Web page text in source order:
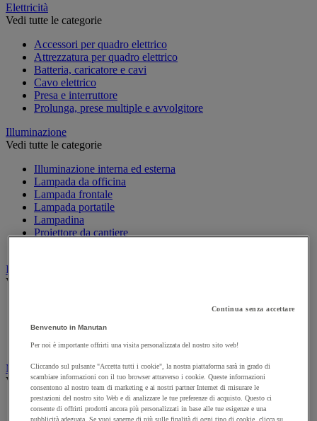
Elettricità
Vedi tutte le categorie
Accessori per quadro elettrico
Attrezzatura per quadro elettrico
Batteria, caricatore e cavi
Cavo elettrico
Presa e interruttore
Prolunga, prese multiple e avvolgitore
Illuminazione
Vedi tutte le categorie
Illuminazione interna ed esterna
Lampada da officina
Lampada frontale
Lampada portatile
Lampadina
Proiettore da cantiere
Ingrassaggio e lubrificazione
Vedi tutte le categorie
Grasso e olio
Lubrificante e sbloccante
Marcatura
Vedi tutte le categorie
Incisione
Marcatura industriale
Continua senza accettare
Benvenuto in Manutan
Per noi è importante offrirti una visita personalizzata del nostro sito web!
Cliccando sul pulsante "Accetta tutti i cookie", la nostra piattaforma sarà in grado di
scambiare informazioni con il tuo browser attraverso i cookie. Queste informazioni
consentono al nostro team di marketing e ai nostri partner Internet di misurare le
prestazioni del nostro sito Web e di analizzare le tue preferenze di acquisto. Questo ci
consente di offrirti prodotti ancora più personalizzati in base alle tue esigenze e una
pubblicità adeguata. Se vuoi saperne di più sulle finalità di ogni tipo di cookie, clicca su